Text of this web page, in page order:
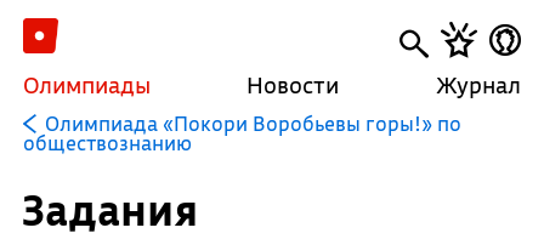
Олимпиады Новости Журнал
Олимпиада «Покори Воробьевы горы!» по
обществознанию
Задания